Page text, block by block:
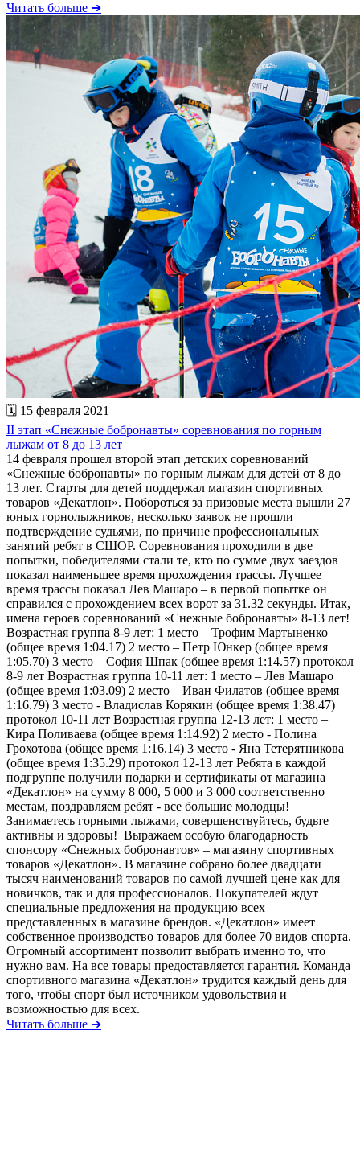
Читать больше ➔
🗓 15 февраля 2021
II этап «Снежные бобронавты» соревнования по горным
лыжам от 8 до 13 лет
14 февраля прошел второй этап детских соревнований
«Снежные бобронавты» по горным лыжам для детей от 8 до
13 лет. Старты для детей поддержал магазин спортивных
товаров «Декатлон». Побороться за призовые места вышли 27
юных горнолыжников, несколько заявок не прошли
подтверждение судьями, по причине профессиональных
занятий ребят в СШОР. Соревнования проходили в две
попытки, победителями стали те, кто по сумме двух заездов
показал наименьшее время прохождения трассы. Лучшее
время трассы показал Лев Машаро – в первой попытке он
справился с прохождением всех ворот за 31.32 секунды. Итак,
имена героев соревнований «Снежные бобронавты» 8-13 лет!
Возрастная группа 8-9 лет: 1 место – Трофим Мартыненко
(общее время 1:04.17) 2 место – Петр Юнкер (общее время
1:05.70) 3 место – София Шпак (общее время 1:14.57) протокол
8-9 лет Возрастная группа 10-11 лет: 1 место – Лев Машаро
(общее время 1:03.09) 2 место – Иван Филатов (общее время
1:16.79) 3 место - Владислав Корякин (общее время 1:38.47)
протокол 10-11 лет Возрастная группа 12-13 лет: 1 место –
Кира Поливаева (общее время 1:14.92) 2 место - Полина
Грохотова (общее время 1:16.14) 3 место - Яна Тетерятникова
(общее время 1:35.29) протокол 12-13 лет Ребята в каждой
подгруппе получили подарки и сертификаты от магазина
«Декатлон» на сумму 8 000, 5 000 и 3 000 соответственно
местам, поздравляем ребят - все большие молодцы!
Занимаетесь горными лыжами, совершенствуйтесь, будьте
активны и здоровы! Выражаем особую благодарность
спонсору «Снежных бобронавтов» – магазину спортивных
товаров «Декатлон». В магазине собрано более двадцати
тысяч наименований товаров по самой лучшей цене как для
новичков, так и для профессионалов. Покупателей ждут
специальные предложения на продукцию всех
представленных в магазине брендов. «Декатлон» имеет
собственное производство товаров для более 70 видов спорта.
Огромный ассортимент позволит выбрать именно то, что
нужно вам. На все товары предоставляется гарантия. Команда
спортивного магазина «Декатлон» трудится каждый день для
того, чтобы спорт был источником удовольствия и
возможностью для всех.
Читать больше ➔